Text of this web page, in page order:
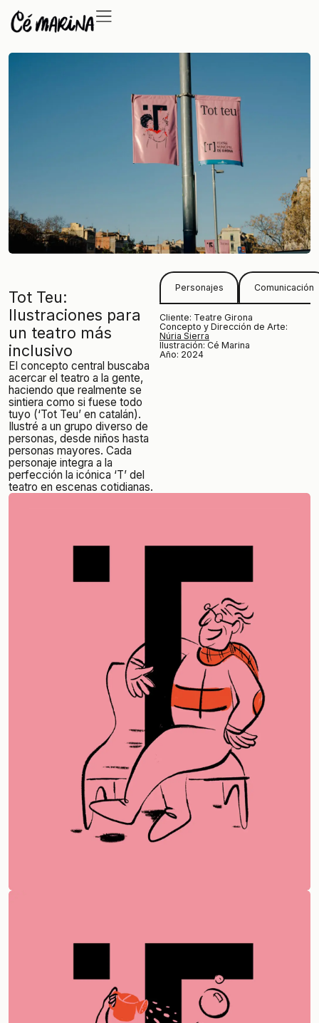
Personajes Comunicación
Cliente: Teatre Girona
Concepto y Dirección de Arte:
Núria Sierra
Ilustración: Cé Marina
Año: 2024
Tot Teu:
Ilustraciones para
un teatro más
inclusivo
El concepto central buscaba
acercar el teatro a la gente,
haciendo que realmente se
sintiera como si fuese todo
tuyo (‘Tot Teu’ en catalán).
Ilustré a un grupo diverso de
personas, desde niños hasta
personas mayores. Cada
personaje integra a la
perfección la icónica ‘T’ del
teatro en escenas cotidianas.